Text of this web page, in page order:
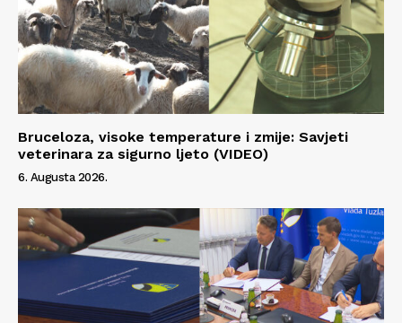
Bruceloza, visoke temperature i zmije: Savjeti
veterinara za sigurno ljeto (VIDEO)
6. Augusta 2026.